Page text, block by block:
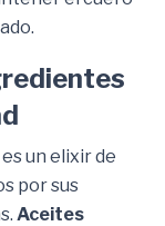
un elixir de
por sus
Aceites